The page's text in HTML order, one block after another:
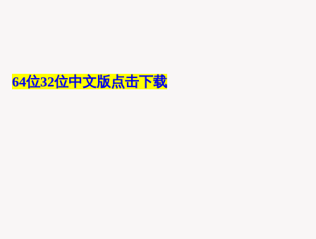
64位32位中文版点击下载